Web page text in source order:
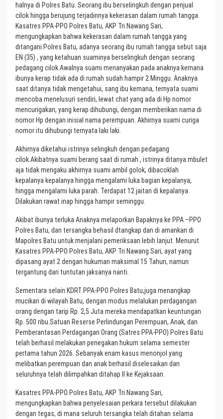
halnya di Polres Batu. Seorang ibu berselingkuh dengan penjual
cilok hingga berujung terjadinnya kekerasan dalam rumah tangga.
Kasatres PPA-PPO Polres Batu, AKP Tri Nawang Sari,
mengungkapkan bahwa kekerasan dalam rumah tangga yang
ditangani Polres Batu, adanya seorang ibu rumah tangga sebut saja
EN (35) , yang ketahuan suaminya berselingkuh dengan seorang
pedagang cilok.Awalnya suami menanyakan pada anaknya kemana
ibunya kerap tidak ada di rumah sudah hampir 2 Minggu. Anaknya
saat ditanya tidak mengetahui, sang ibu kemana, ternyata suami
mencoba menelusuri sendiri, lewat chat yang ada di Hp nomor
mencurigakan, yang kerap dihubungi, dengan memberikan nama di
nomor Hp dengan inisial nama perempuan. Akhirnya suami curiga
nomor itu dihubungi ternyata laki laki.
Akhirnya diketahui istrinya selingkuh dengan pedagang
cilok.Akibatnya suami berang saat di rumah , istrinya ditanya mbulet
aja tidak mengaku akhirnya suami ambil golok, dibacoklah
kepalanya kepalanya hingga mengalami luka bagian kepalanya,
hingga mengalami luka parah. Terdapat 12 jaitan di kepalanya.
Dilakukan rawat inap hingga hampir seminggu.
Akibat ibunya terluka Anaknya melaporkan Bapaknya ke PPA –PPO
Polres Batu, dan tersangka behasil dtangkap dan di amankan di
Mapolres Batu untuk menjalani pemeriksaan lebih lanjut. Menurut
Kasatres PPA-PPO Polres Batu, AKP Tri Nawang Sari, ayat yang
dipasang ayat 2 dengan hukuman maksimal 15 Tahun, namun
tergantung dari tuntutan jaksanya nanti.
Sementara selain KDRT PPA-PPO Polres Batu,juga menangkap
mucikari di wilayah Batu, dengan modus melalukan perdagangan
orang dengan tarip Rp. 2,5 Juta mereka mendapatkan keuntungan
Rp. 500 ribu.Satuan Reserse Perlindungan Perempuan, Anak, dan
Pemberantasan Perdagangan Orang (Satres PPA-PPO) Polres Batu
telah berhasil melakukan penegakan hukum selama semester
pertama tahun 2026. Sebanyak enam kasus menonjol yang
melibatkan perempuan dan anak berhasil diselesaikan dan
seluruhnya telah dilimpahkan ditahap II ke Kejaksaan.
Kasatres PPA-PPO Polres Batu, AKP Tri Nawang Sari,
mengungkapkan bahwa penyelesaian perkara tersebut dilakukan
dengan tegas, di mana seluruh tersangka telah ditahan selama